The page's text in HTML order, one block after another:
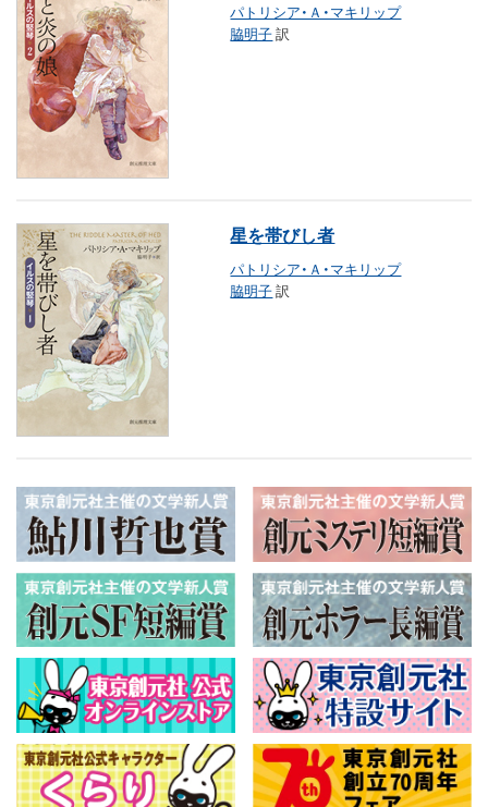
パトリシア・Ａ・マキリップ
脇明子訳
星を帯びし者
パトリシア・Ａ・マキリップ
脇明子訳